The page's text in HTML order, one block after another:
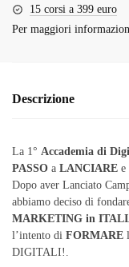
15 corsi a 399 euro
Per maggiori
Descrizione
La 1° Accademia di
PASSO a LANCIARE e
Dopo aver Lanciato
abbiamo deciso di
MARKETING in
l’intento di FORMARE
DIGITALI!.